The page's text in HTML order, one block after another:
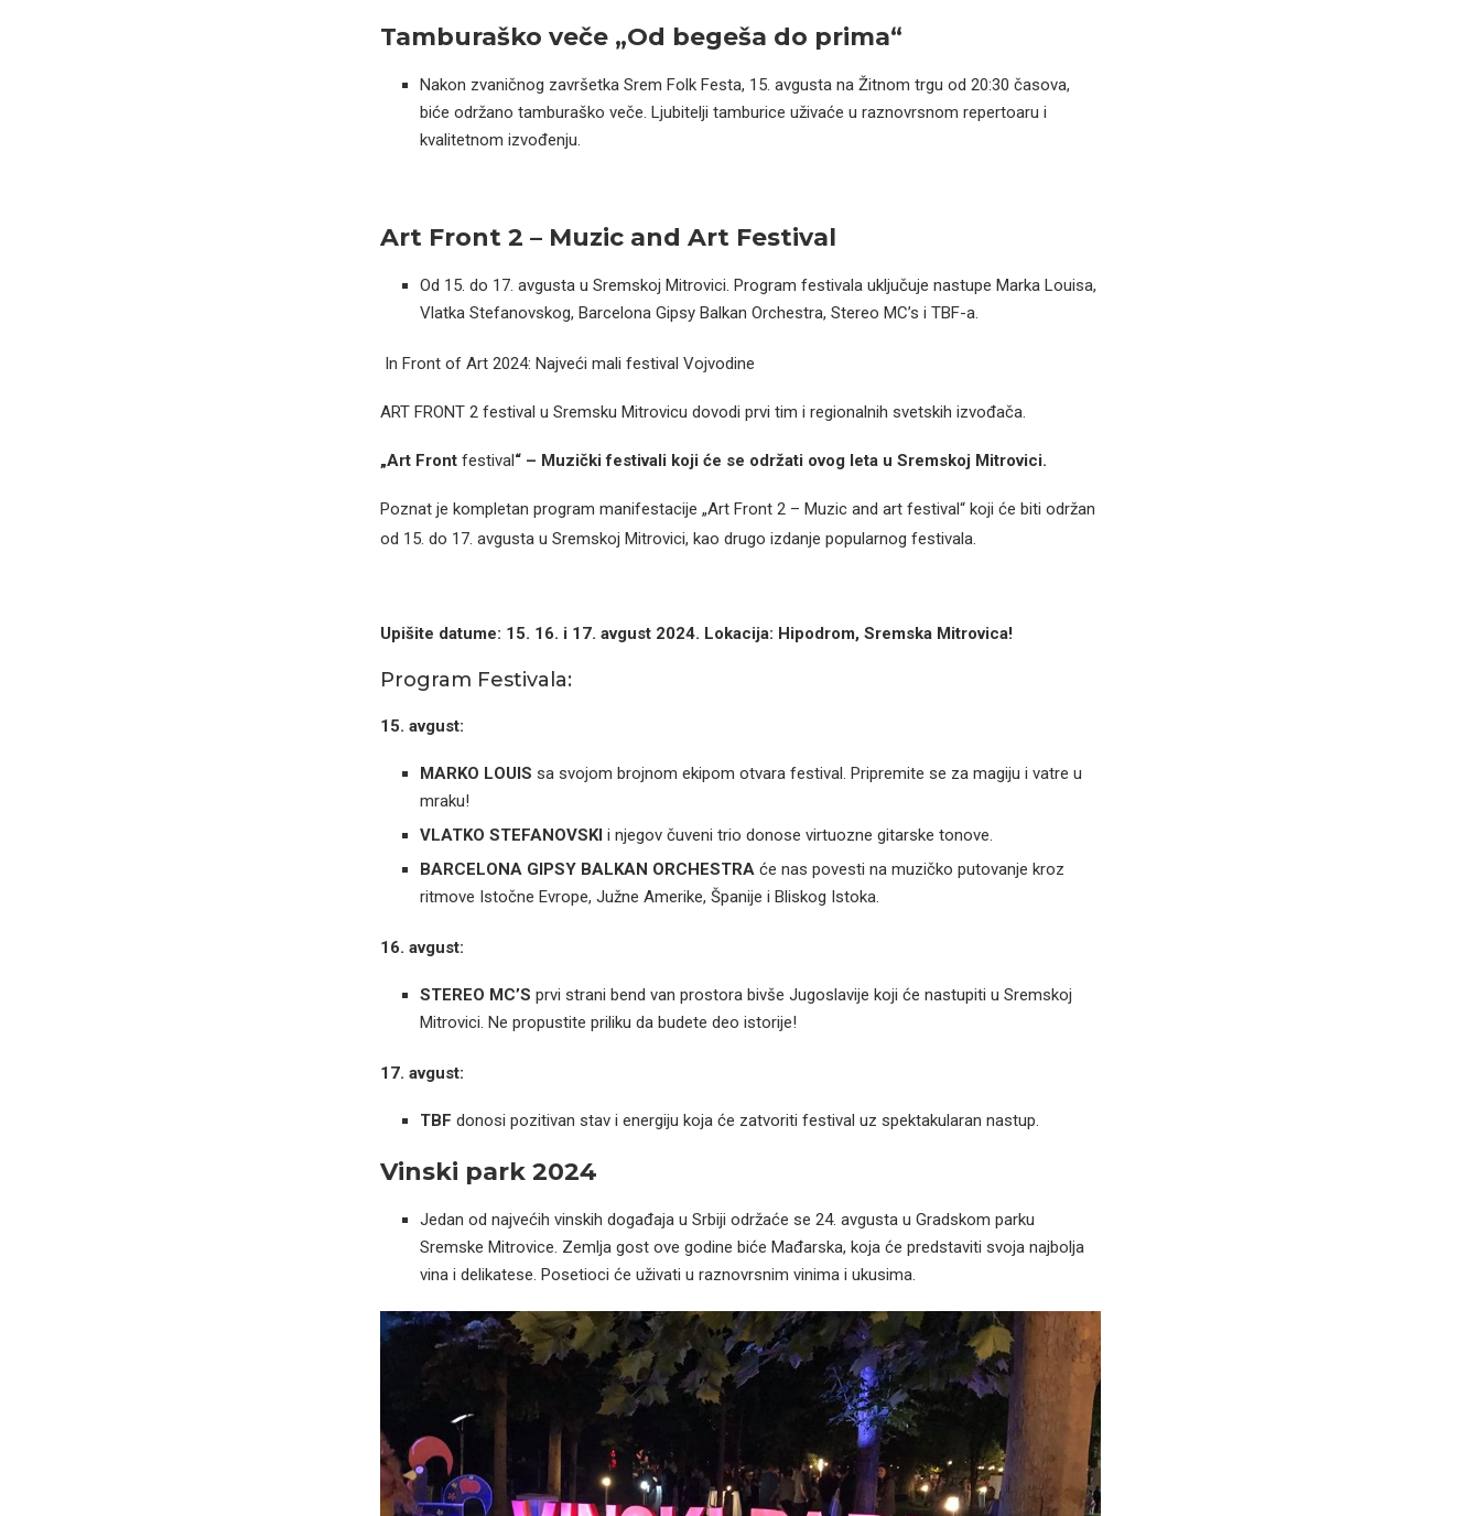
Tamburaško veče „Od begeša do prima“
Nakon zvaničnog završetka Srem Folk Festa, 15. avgusta na Žitnom trgu od 20:30 časova,
biće održano tamburaško veče. Ljubitelji tamburice uživaće u raznovrsnom repertoaru i
kvalitetnom izvođenju.
Art Front 2 – Muzic and Art Festival
Od 15. do 17. avgusta u Sremskoj Mitrovici. Program festivala uključuje nastupe Marka Louisa,
Vlatka Stefanovskog, Barcelona Gipsy Balkan Orchestra, Stereo MC’s i TBF-a.
In Front of Art 2024: Najveći mali festival Vojvodine
ART FRONT 2 festival u Sremsku Mitrovicu dovodi prvi tim i regionalnih svetskih izvođača.
„Art Frontfestival“ – Muzički festivali koji će se održati ovog leta u Sremskoj Mitrovici.
Poznat je kompletan program manifestacije „Art Front 2 – Muzic and art festival“ koji će biti održan
od 15. do 17. avgusta u Sremskoj Mitrovici, kao drugo izdanje popularnog festivala.
Upišite datume: 15. 16. i 17. avgust 2024. Lokacija: Hipodrom, Sremska Mitrovica!
Program Festivala:
15. avgust:
MARKO LOUIS sa svojom brojnom ekipom otvara festival. Pripremite se za magiju i vatre u
mraku!
VLATKO STEFANOVSKI i njegov čuveni trio donose virtuozne gitarske tonove.
BARCELONA GIPSY BALKAN ORCHESTRAće nas povesti na muzičko putovanje kroz
ritmove Istočne Evrope, Južne Amerike, Španije i Bliskog Istoka.
16. avgust:
STEREO MC’S prvi strani bend van prostora bivše Jugoslavije koji će nastupiti u Sremskoj
Mitrovici. Ne propustite priliku da budete deo istorije!
17. avgust:
TBF donosi pozitivan stav i energiju koja će zatvoriti festival uz spektakularan nastup.
Vinski park 2024
Jedan od najvećih vinskih događaja u Srbiji održaće se 24. avgusta u Gradskom parku
Sremske Mitrovice. Zemlja gost ove godine biće Mađarska, koja će predstaviti svoja najbolja
vina i delikatese. Posetioci će uživati u raznovrsnim vinima i ukusima.